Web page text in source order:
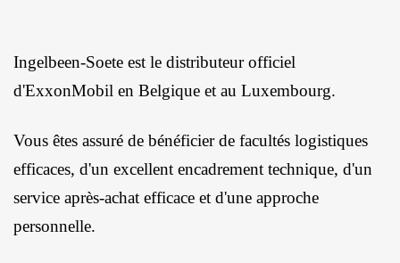
Ingelbeen-Soete est le distributeur officiel
d'ExxonMobil en Belgique et au Luxembourg.
Vous êtes assuré de bénéficier de facultés logistiques
efficaces, d'un excellent encadrement technique, d'un
service après-achat efficace et d'une approche
personnelle.